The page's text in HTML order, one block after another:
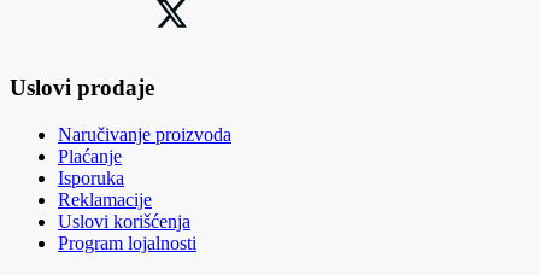
Uslovi prodaje
Naručivanje proizvoda
Plaćanje
Isporuka
Reklamacije
Uslovi korišćenja
Program lojalnosti